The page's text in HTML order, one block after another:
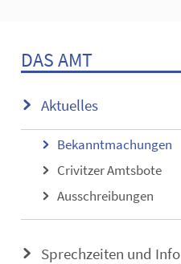
DAS AMT
Aktuelles
Bekanntmachungen
Crivitzer Amtsbote
Ausschreibungen
Sprechzeiten und Info